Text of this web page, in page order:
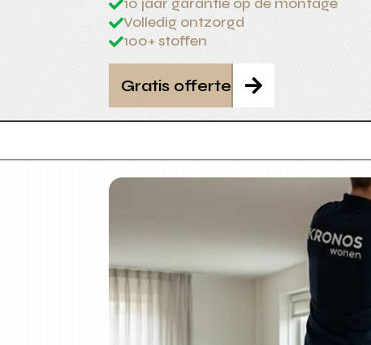

Volledig ontzorgd
100+ stoffen

Gratis offerte